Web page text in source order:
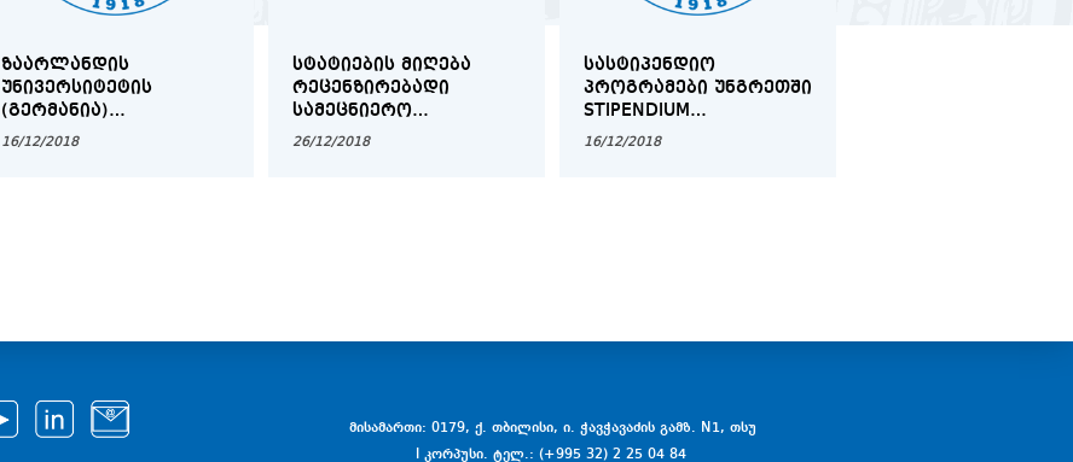
ᲖᲐᲐᲠᲚᲐᲜᲓᲘᲡ
ᲣᲜᲘᲕᲔᲠᲡᲘᲢᲔᲢᲘᲡ
(ᲒᲔᲠᲛᲐᲜᲘᲐ)
ᲡᲢᲘᲞᲔᲜᲓᲘᲔᲑᲘ ᲗᲡᲣ
16/12/2018
ᲡᲢᲐᲢᲘᲔᲑᲘᲡ ᲛᲘᲦᲔᲑᲐ
ᲠᲔᲪᲔᲜᲖᲘᲠᲔᲑᲐᲓᲘ
ᲡᲐᲛᲔᲪᲜᲘᲔᲠᲝ
ᲟᲣᲠᲜᲐᲚᲘᲡᲐᲗᲕᲘᲡ
26/12/2018
ᲡᲐᲡᲢᲘᲞᲔᲜᲓᲘᲝ
ᲞᲠᲝᲒᲠᲐᲛᲔᲑᲘ ᲣᲜᲒᲠᲔᲗᲨᲘ
STIPENDIUM
HUNGARICUM
16/12/2018
მისამართი: 0179, ქ. თბილისი, ი. ჭავჭავაძის გამზ. N1, თსუ
I კორპუსი. ტელ.: (+995 32) 2 25 04 84